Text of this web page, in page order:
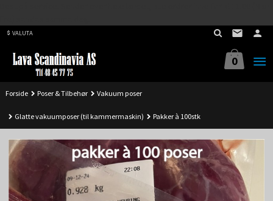
VALUTA
0
Forside Poser & Tilbehør Vakuum poser
Glatte vakuumposer (til kammermaskin) Pakker à 100stk